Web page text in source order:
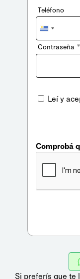
Teléfono
Uruguay
+598
Contraseña *
Leí y
Comprobá
Si preferís que te